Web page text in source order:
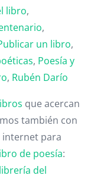
libro,
,
un libro,
, Poesía y
, Rubén Darío
que acercan
también con
internet para
de poesía:
del